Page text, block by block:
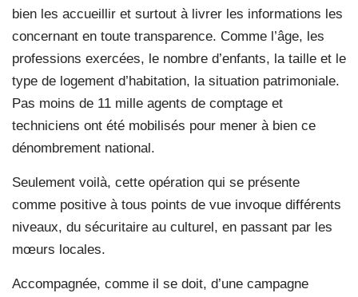
bien les accueillir et surtout à livrer les informations les
concernant en toute transparence. Comme l’âge, les
professions exercées, le nombre d’enfants, la taille et le
type de logement d’habitation, la situation patrimoniale.
Pas moins de 11 mille agents de comptage et
techniciens ont été mobilisés pour mener à bien ce
dénombrement national.
Seulement voilà, cette opération qui se présente
comme positive à tous points de vue invoque différents
niveaux, du sécuritaire au culturel, en passant par les
mœurs locales.
Accompagnée, comme il se doit, d’une campagne